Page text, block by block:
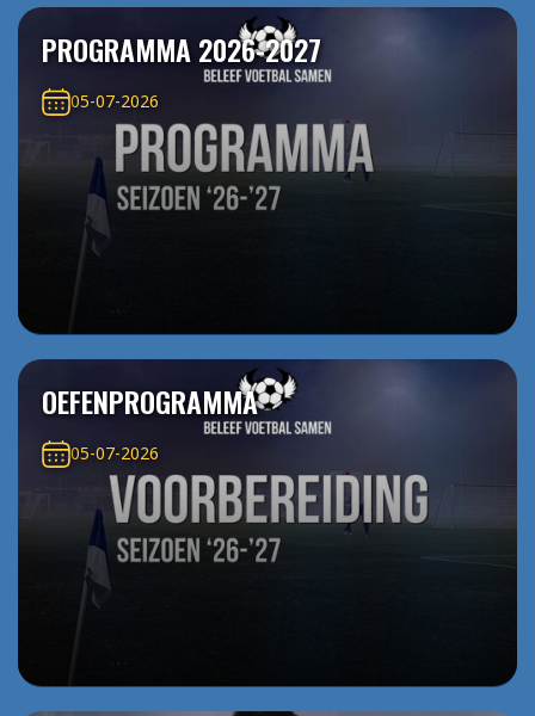
PROGRAMMA 2026-2027
05-07-2026
OEFENPROGRAMMA
05-07-2026